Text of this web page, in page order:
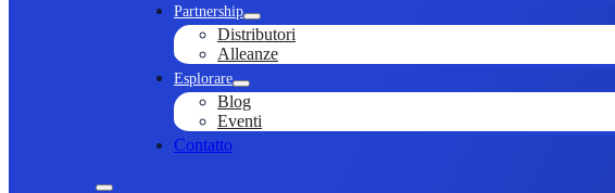
Partnership
Distributori
Alleanze
Esplorare
Blog
Eventi
Contatto